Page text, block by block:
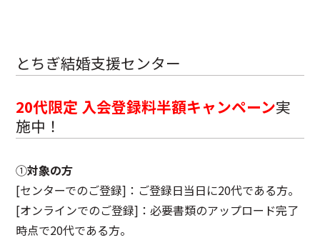
◯センターへのアクセス ◯お問い合わせ ◯プライバシーポリシー
とちぎ結婚支援センター
20代限定 入会登録料半額キャンペーン実
施中！
①対象の方
[センターでのご登録]：ご登録日当日に20代である方。
[オンラインでのご登録]：必要書類のアップロード完了
時点で20代である方。